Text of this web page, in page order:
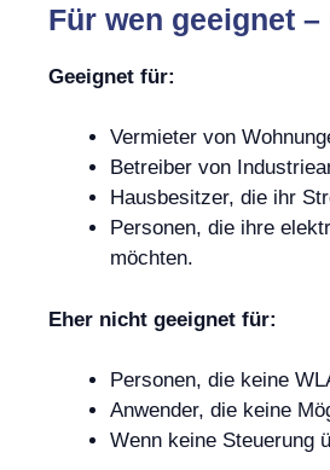
Für wen geeignet
Geeignet für:
Vermieter von
Betreiber von
Hausbesitzer, die ihr
Personen, die ihre
möchten.
Eher nicht geeignet für:
Personen, die keine
Anwender, die keine
Wenn keine Steuerung